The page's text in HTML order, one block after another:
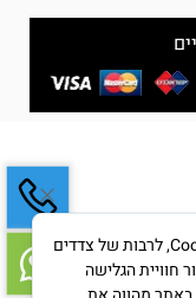
לידיעתך, באתרנו נעשה שימוש בקבצי Cookies, לרבות של צדדים
חוויית הגלישה